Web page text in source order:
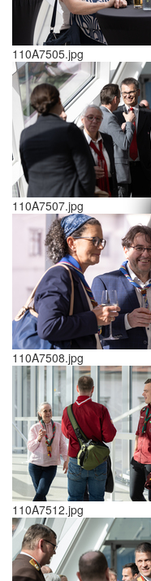
110A7505.jpg
110A7507.jpg
110A7508.jpg
110A7512.jpg